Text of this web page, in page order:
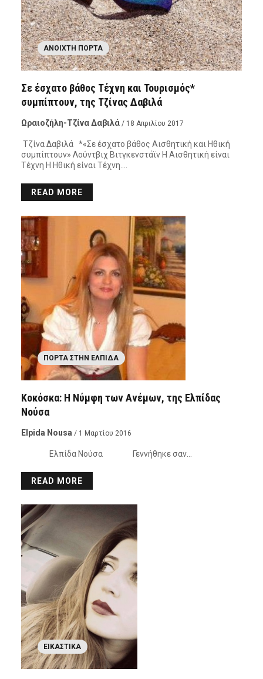
ΑΝΟΙΧΤΉ ΠΌΡΤΑ
Σε έσχατο βάθος Τέχνη και Τουρισμός*
συμπίπτουν, της Τζίνας Δαβιλά
Ωραιοζήλη-Τζίνα Δαβιλά / 18 Απριλίου 2017
Τζίνα Δαβιλά *«Σε έσχατο βάθος Αισθητική και Ηθική
συμπίπτουν» Λούντβιχ Βιτγκενστάϊν Η Αισθητική είναι
Τέχνη Η Ηθική είναι Τέχνη….
READ MORE
ΠΌΡΤΑ ΣΤΗΝ ΕΛΠΊΔΑ
Κοκόσκα: Η Νύμφη των Ανέμων, της Ελπίδας
Νούσα
Elpida Nousa / 1 Μαρτίου 2016
Ελπίδα Νούσα Γεννήθηκε σαν…
READ MORE
ΕΙΚΑΣΤΙΚΆ